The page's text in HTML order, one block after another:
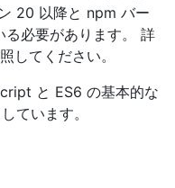
20 以降と npm バー
る必要があります。 詳
してください。
と ES6 の基本的な
ています。